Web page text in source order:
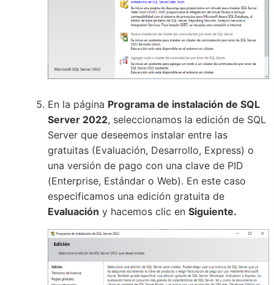
En la página Programa de instalación de SQL
Server 2022, seleccionamos la edición de SQL
Server que deseemos instalar entre las
gratuitas (Evaluación, Desarrollo, Express) o
una versión de pago con una clave de PID
(Enterprise, Estándar o Web). En este caso
especificamos una edición gratuita de
Evaluación y hacemos clic en Siguiente.